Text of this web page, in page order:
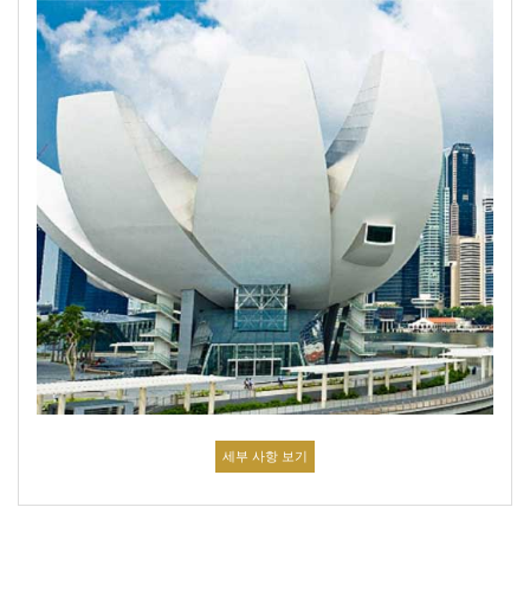
세부 사항 보기